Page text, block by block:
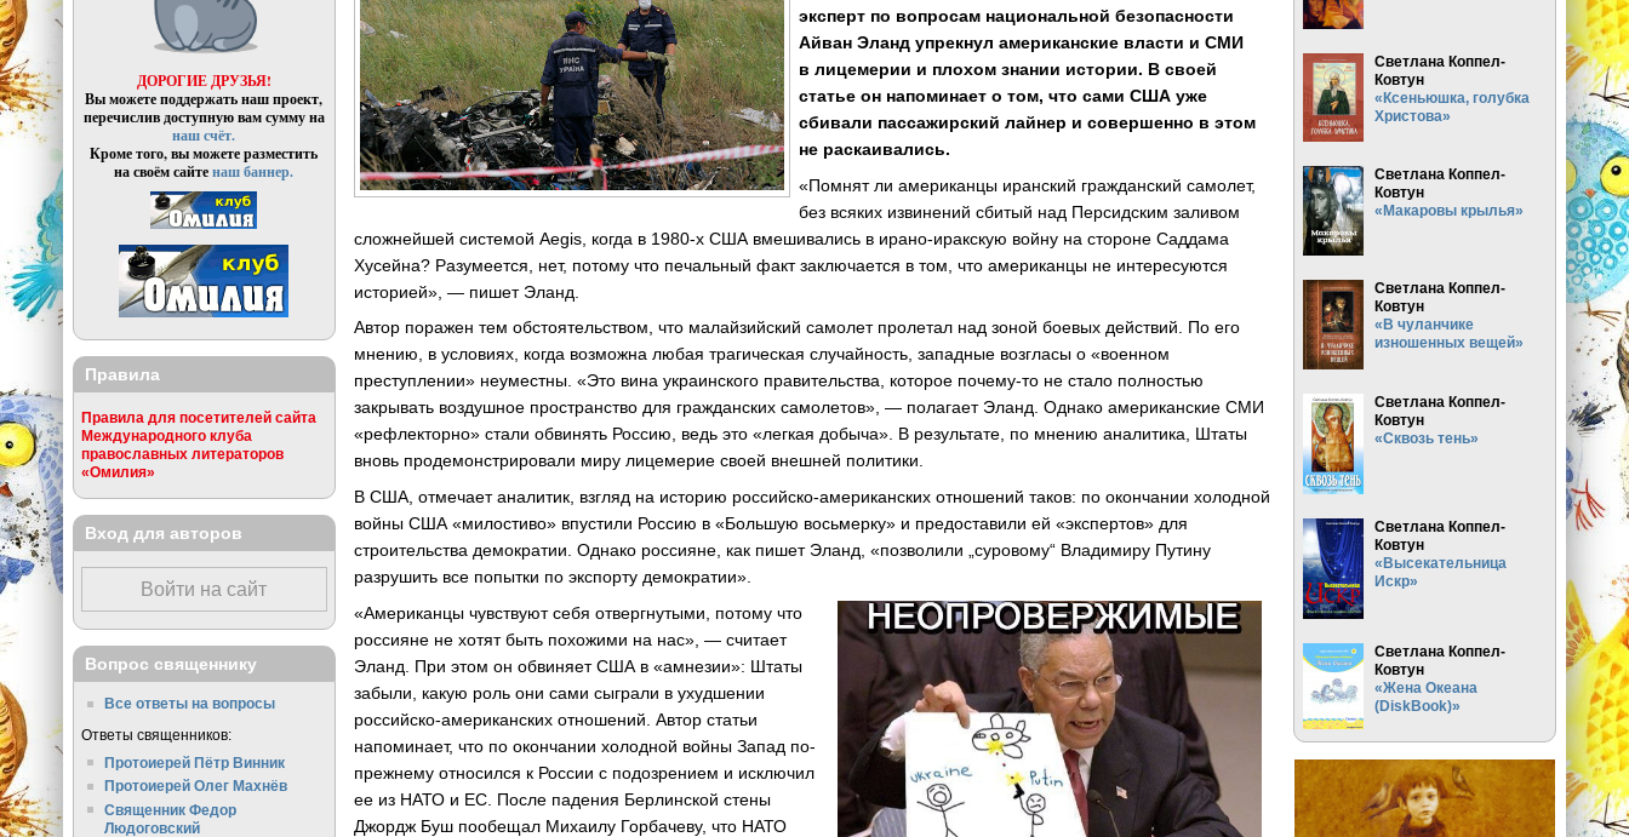
эксперт по вопросам национальной безопасности
Айван Эланд упрекнул американские власти и СМИ
в лицемерии и плохом знании истории. В своей
статье он напоминает о том, что сами США уже
сбивали пассажирский лайнер и совершенно в этом
не раскаивались.
«Помнят ли американцы иранский гражданский самолет,
без всяких извинений сбитый над Персидским заливом
сложнейшей системой Aegis, когда в 1980-х США вмешивались в ирано-иракскую войну на стороне Саддама
Хусейна? Разумеется, нет, потому что печальный факт заключается в том, что американцы не интересуются
историей», — пишет Эланд.
Автор поражен тем обстоятельством, что малайзийский самолет пролетал над зоной боевых действий. По его
мнению, в условиях, когда возможна любая трагическая случайность, западные возгласы о «военном
преступлении» неуместны. «Это вина украинского правительства, которое почему-то не стало полностью
закрывать воздушное пространство для гражданских самолетов», — полагает Эланд. Однако американские СМИ
«рефлекторно» стали обвинять Россию, ведь это «легкая добыча». В результате, по мнению аналитика, Штаты
вновь продемонстрировали миру лицемерие своей внешней политики.
В США, отмечает аналитик, взгляд на историю российско-американских отношений таков: по окончании холодной
войны США «милостиво» впустили Россию в «Большую восьмерку» и предоставили ей «экспертов» для
строительства демократии. Однако россияне, как пишет Эланд, «позволили „суровому“ Владимиру Путину
разрушить все попытки по экспорту демократии».
«Американцы чувствуют себя отвергнутыми, потому что
россияне не хотят быть похожими на нас», — считает
Эланд. При этом он обвиняет США в «амнезии»: Штаты
забыли, какую роль они сами сыграли в ухудшении
российско-американских отношений. Автор статьи
напоминает, что по окончании холодной войны Запад по-
прежнему относился к России с подозрением и исключил
ее из НАТО и ЕС. После падения Берлинской стены
Джордж Буш пообещал Михаилу Горбачеву, что НАТО
ДОРОГИЕ ДРУЗЬЯ!
Вы можете поддержать наш проект,
перечислив доступную вам сумму на
наш счёт.
Кроме того, вы можете разместить
на своём сайтенаш баннер.
Правила
Правила для посетителей сайта
Международного клуба
православных литераторов
«Омилия»
Вход для авторов
Войти на сайт
Вопрос священнику
Все ответы на вопросы
Ответы священников:
Протоиерей Пётр Винник
Протоиерей Олег Махнёв
Священник Федор
Людоговский
Светлана Коппел-
Ковтун
«Ксеньюшка, голубка
Христова»
Светлана Коппел-
Ковтун
«Макаровы крылья»
Светлана Коппел-
Ковтун
«В чуланчике
изношенных вещей»
Светлана Коппел-
Ковтун
«Сквозь тень»
Светлана Коппел-
Ковтун
«Высекательница
Искр»
Светлана Коппел-
Ковтун
«Жена Океана
(DiskBook)»